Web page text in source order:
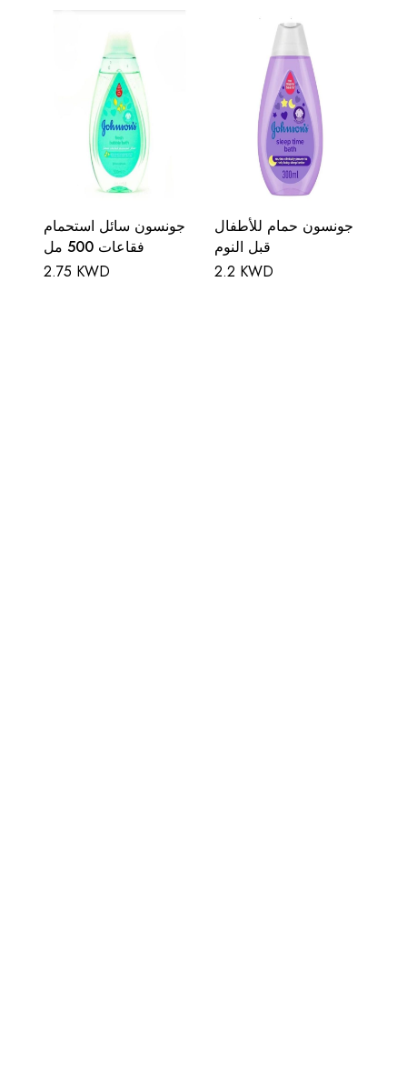
جونسون سائل استحمام
فقاعات 500 مل
2.75 KWD
جونسون حمام للأطفال
قبل النوم
2.2 KWD